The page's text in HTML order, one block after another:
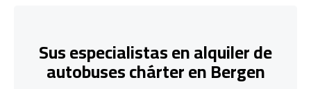
Sus especialistas en alquiler de
autobuses chárter en Bergen